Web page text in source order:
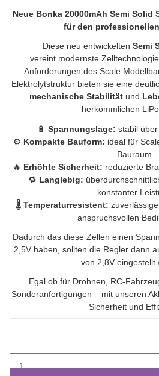
Neue Bonka 20000mAh Semi Solid
für den
Diese neu entwickelten Semi
vereint modernste
Anforderungen des Scale
Elektrolytstruktur bieten sie eine
mechanische Stabilitätund
herkömmlichen
🔋 Spannungslage: stabil
⚙️ Kompakte Bauform: ideal für
Bauraum
🔥 Erhöhte Sicherheit: reduzierte
🔁 Langlebig:
konstanter
🌡️ Temperaturresistent:
anspruchsvollen
Dadurch das diese Zellen einen
2,5V haben, sollten die Regler dann
von 2,8V eingestellt
Egal ob für Drohnen, RC-
Sonderanfertigungen – mit unseren
Sicherheit und